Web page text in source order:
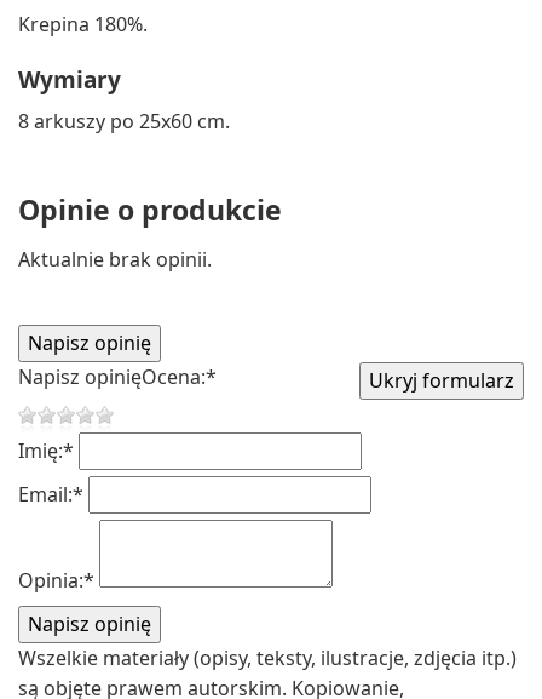
Krepina 180%.
Wymiary
8 arkuszy po 25x60 cm.
Opinie o produkcie
Aktualnie brak opinii.
Napisz opinięOcena:*
Imię:*
Email:*
Opinia:*
Wszelkie materiały (opisy, teksty, ilustracje, zdjęcia itp.)
są objęte prawem autorskim. Kopiowanie,